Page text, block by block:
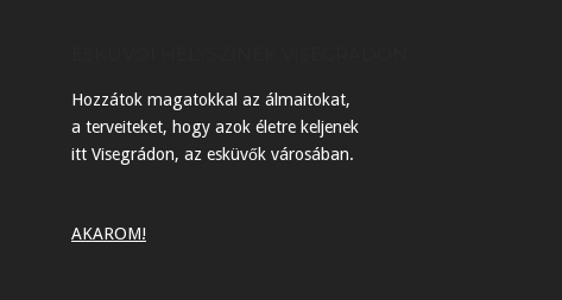
Hozzátok magatokkal az álmaitokat,
a terveiteket, hogy azok életre keljenek
itt Visegrádon, az esküvők városában.
AKAROM!